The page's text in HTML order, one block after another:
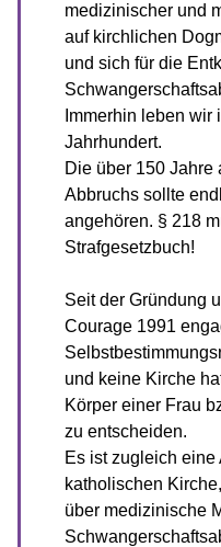
medizinischer und
auf kirchlichen
und sich für die
Immerhin leben wir
Jahrhundert.
Die über 150
Abbruchs sollte
angehören. § 218
Strafgesetzbuch!
Seit der Gründung
Courage 1991
und keine Kirche
Körper einer Frau
zu entscheiden.
Es ist zugleich
katholischen
über medizinische